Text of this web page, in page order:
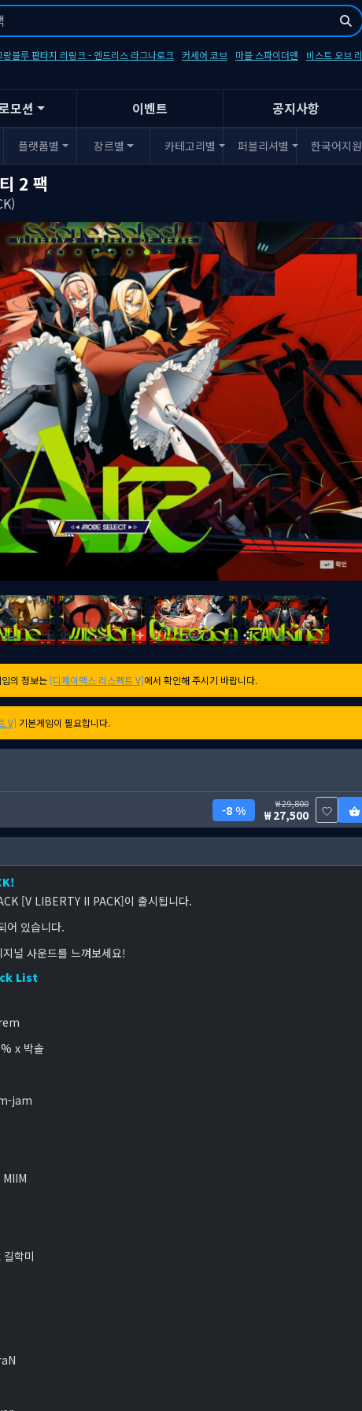
랑블루 판타지 리링크 - 엔드리스 라그나로크 커세어 코브 마블 스파이더맨
비스트 오브 리
모션 이벤트 공지사항
플랫폼별 장르별 카테고리별 퍼블리셔별 한국어지원
2 팩
의 정보는 [디제이맥스 리스펙트 V]에서 확인해 주시기 바랍니다.
V] 기본게임이 필요합니다.
8 % 29,800
27,500
[V LIBERTY II PACK]이 출시됩니다.
어 있습니다.
널 사운드를 느껴보세요!
List
x 박솔
jam
학미